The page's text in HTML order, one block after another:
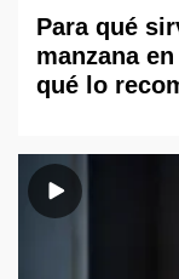
Para qué
manzana
qué lo